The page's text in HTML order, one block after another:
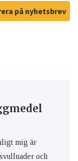
på nyhetsbrev
mig är
och